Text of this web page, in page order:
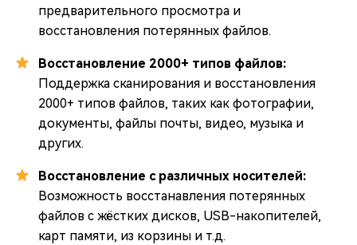
предварительного просмотра и
восстановления потерянных файлов.
Восстановление 2000+ типов файлов:
Поддержка сканирования и восстановления
2000+ типов файлов, таких как фотографии,
документы, файлы почты, видео, музыка и
других.
Восстановление с различных носителей:
Возможность восстанавления потерянных
файлов с жёстких дисков, USB-накопителей,
карт памяти, из корзины и т.д.